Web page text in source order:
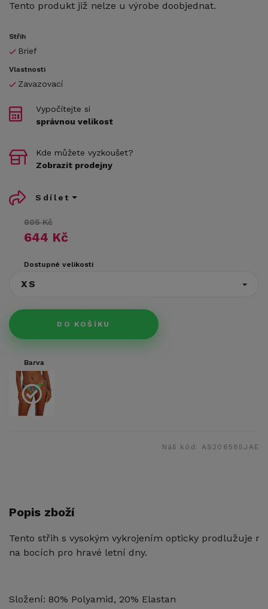
Tento produkt již nelze u výrobe doobjednat.
Střih
Brief
Vlastnosti
Zavazovací
805 Kč
644 Kč
Dostupné velikosti
XS
DO KOŠÍKU
Vypočítejte si
správnou velikost
Kde můžete vyzkoušet?
Zobrazit prodejny
Sdílet
Barva
Náš kód: AS206585JAE
Popis zboží
Tento střih s vysokým vykrojením opticky prodlužuje
na bocích pro hravé letní dny.
Složení: 80% Polyamid, 20% Elastan